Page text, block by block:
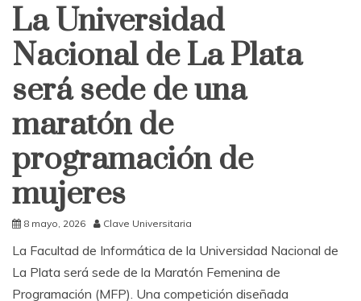
La Universidad
Nacional de La Plata
será sede de una
maratón de
programación de
mujeres
8 mayo, 2026 Clave Universitaria
La Facultad de Informática de la Universidad Nacional de
La Plata será sede de la Maratón Femenina de
Programación (MFP). Una competición diseñada